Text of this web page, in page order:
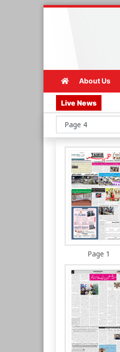
About Us
Live News
Page 1